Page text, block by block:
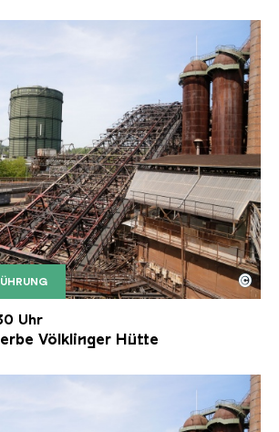
der Völklinger Hütte mit
Völklinger Hütte | Karl
©
Uhr
Völklinger Hütte